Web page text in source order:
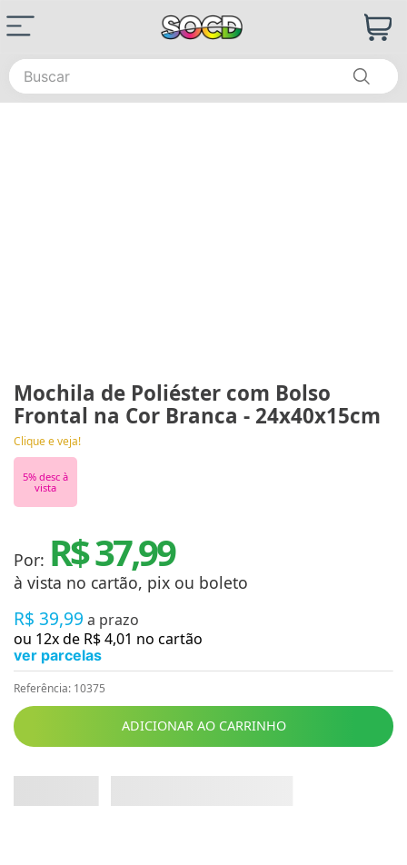
Buscar
Mochila de Poliéster com Bolso
Frontal na Cor Branca - 24x40x15cm
Clique e veja!
5% desc à
vista
Por: R$ 37,99
à vista no cartão, pix ou boleto
R$ 39,99 a prazo
ou 12x de R$4,01 no cartão
ver parcelas
Referência: 10375
ADICIONAR AO CARRINHO